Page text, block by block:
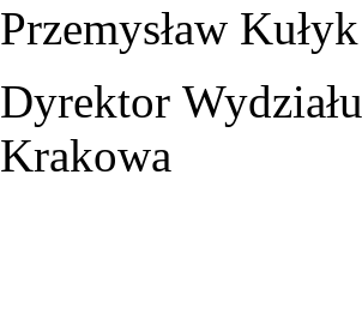
Przemysław Kułyk
Dyrektor
Krakowa